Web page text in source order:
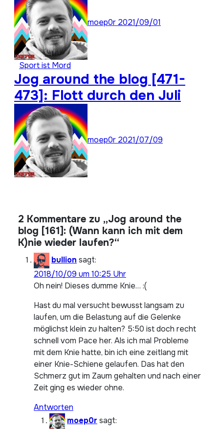
moep0r 2021/09/01
Sport ist Mord
Jog around the blog [471-
473]: Flott durch den Juli
moep0r 2021/07/09
2 Kommentare zu „Jog around the
blog [161]: (Wann kann ich mit dem
K)nie wieder laufen?“
bullion sagt:
2018/10/09 um 10:25 Uhr
Oh nein! Dieses dumme Knie… :(
Hast du mal versucht bewusst langsam zu
laufen, um die Belastung auf die Gelenke
möglichst klein zu halten? 5:50 ist doch recht
schnell vom Pace her. Als ich mal Probleme
mit dem Knie hatte, bin ich eine zeitlang mit
einer Knie-Schiene gelaufen. Das hat den
Schmerz gut im Zaum gehalten und nach einer
Zeit ging es wieder ohne.
Antworten
moep0r sagt: